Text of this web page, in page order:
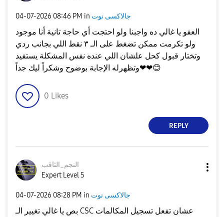
‎04-07-2026 08:46 PM in جالاكسى نوت
العفو يا غالي ده واجبنا ولو احتجت أي حاجة تانية أنا موجود
ولو تكرمت ممكن تضغط على الـ ٣ نقط اللي بجانب ردي
وتختار قبول كحل علشان اللي عنده نفس المشكلة يستفيد
وتظهرله الإجابة بوضوح وشكراً ليك جداً❤❤😊
0 Likes
REPLY
النجم_الثاقب
Expert Level 5
‎04-07-2026 08:28 PM in جالاكسى نوت
بص يا غالي تغيير الـ CSC عشان تفعل تسجيل المكالمات